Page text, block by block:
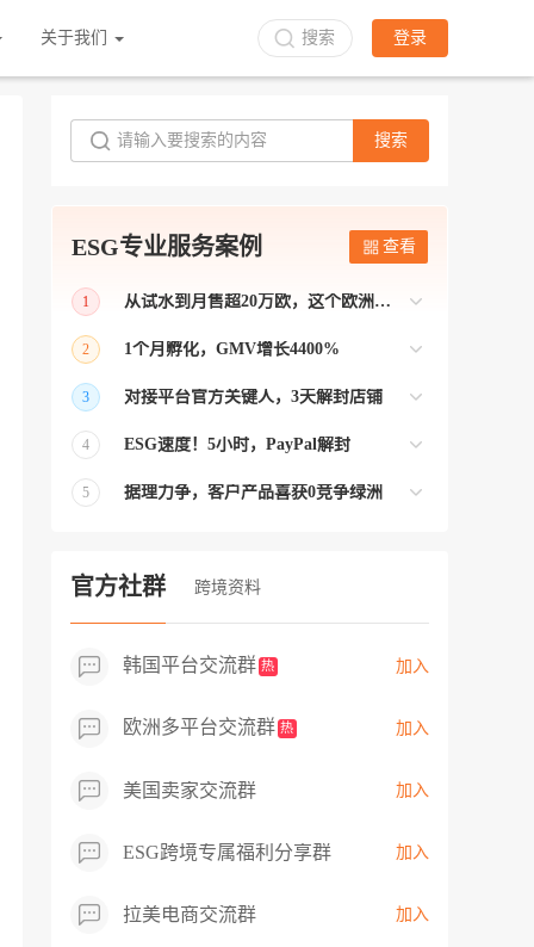
关于我们 搜索 登录
搜索
ESG专业服务案例 查看
1
从试水到月售超20万欧，这个欧洲本土平台被低估了
2
1个月孵化，GMV增长4400%
业】 >> Gmarket卖家店铺经过ESG跨境客
3
对接平台官方关键人，3天解封店铺
跨境帮我解决了韩国平台店铺异常问题
4
ESG速度！5小时，PayPal解封
ESG拥有Paypal支付和Onbuy平台双绿通道
5
据理力争，客户产品喜获0竞争绿洲
取机会，卖家成功上架市场热卖而平台稀
缺产品，拓展了西班牙新商机！
官方社群 跨境资料
韩国平台交流群 热 加入
欧洲多平台交流群 热 加入
美国卖家交流群 加入
ESG跨境专属福利分享群 加入
拉美电商交流群 加入